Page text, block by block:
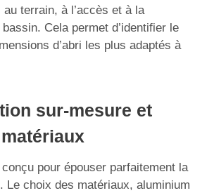
terrain, à l’accès et à la
Cela permet d’identifier le
d’abri les plus adaptés à
sur-mesure et
pour épouser parfaitement la
Le choix des matériaux, aluminium